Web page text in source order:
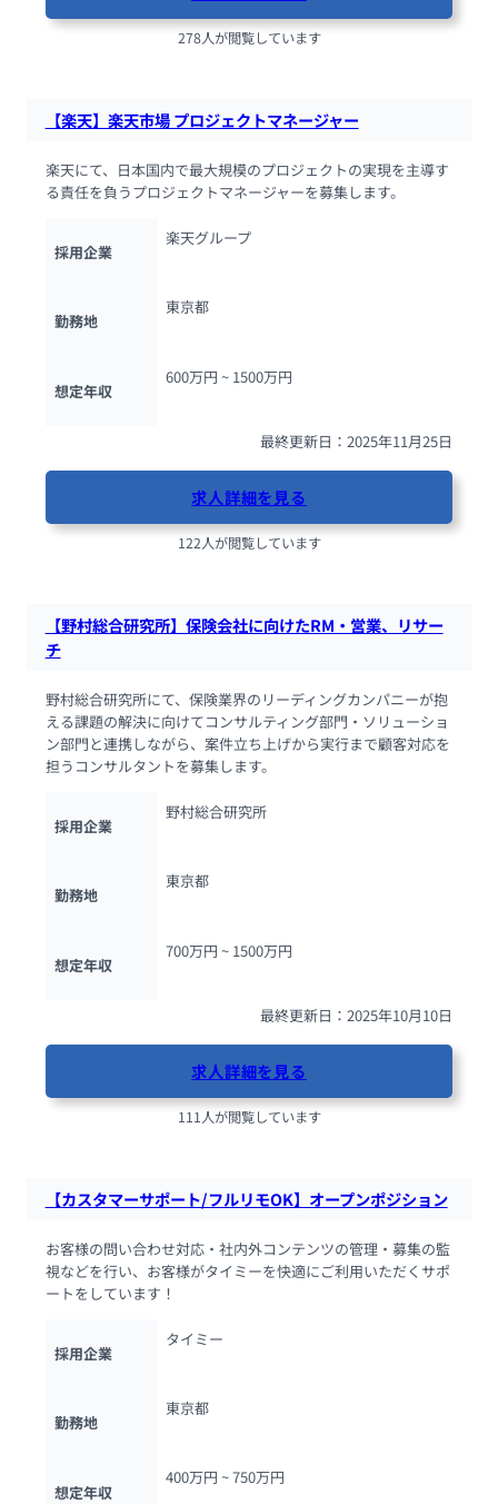
278人が閲覧しています
【楽天】楽天市場 プロジェクトマネージャー
楽天にて、日本国内で最大規模のプロジェクトの実現を主導す
る責任を負うプロジェクトマネージャーを募集します。
採用企業
楽天グループ
勤務地
東京都
想定年収
600万円 ~ 1500万円
最終更新日：2025年11月25日
求人詳細を見る
122人が閲覧しています
【野村総合研究所】保険会社に向けたRM・営業、リサー
チ
野村総合研究所にて、保険業界のリーディングカンパニーが抱
える課題の解決に向けてコンサルティング部門・ソリューショ
ン部門と連携しながら、案件立ち上げから実行まで顧客対応を
担うコンサルタントを募集します。
採用企業
野村総合研究所
勤務地
東京都
想定年収
700万円 ~ 1500万円
最終更新日：2025年10月10日
求人詳細を見る
111人が閲覧しています
【カスタマーサポート/フルリモOK】オープンポジション
お客様の問い合わせ対応・社内外コンテンツの管理・募集の監
視などを行い、お客様がタイミーを快適にご利用いただくサポ
ートをしています！
採用企業
タイミー
勤務地
東京都
想定年収
400万円 ~ 750万円